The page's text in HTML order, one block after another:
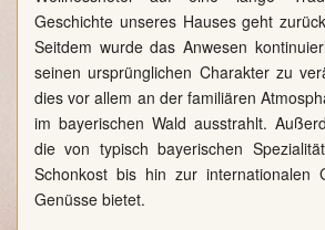
Geschichte unseres Hauses geht
Seitdem wurde das Anwesen
seinen ursprünglichen Charakter zu
dies vor allem an der familiären
im bayerischen Wald ausstrahlt.
die von typisch bayerischen
Schonkost bis hin zur internationalen
Genüsse bietet.